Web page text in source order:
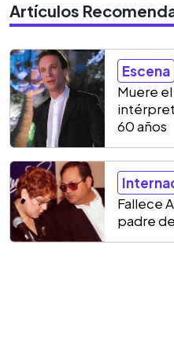
Artículos
Escena
Muere
60 años
Fallece
padre